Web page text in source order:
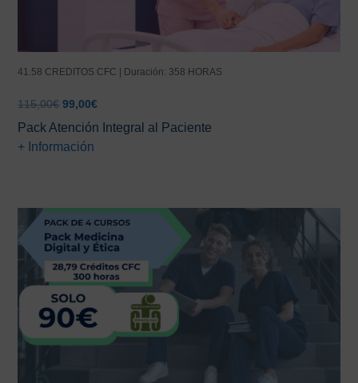
41.58 CREDITOS CFC | Duración: 358 HORAS
115,00€ El
precio
original
era:
99,00€El
actual
Pack Atención Integral al Paciente
+ Información